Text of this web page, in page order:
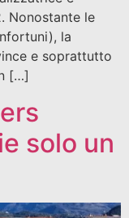
Nonostante le
la
e soprattutto
[…]
solo un